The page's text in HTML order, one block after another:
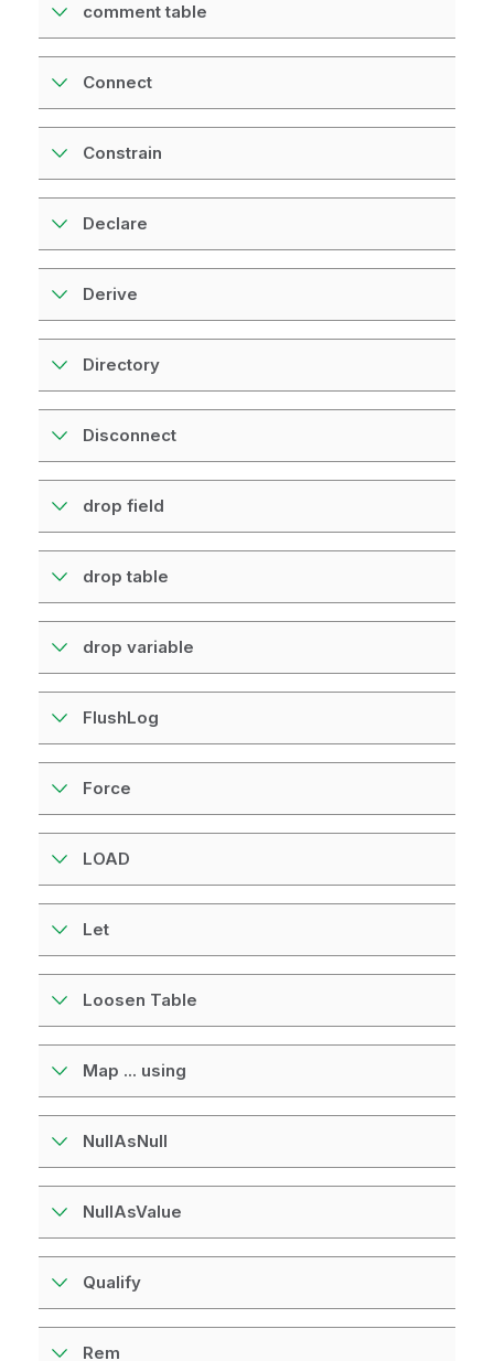
comment table
Connect
Constrain
Declare
Derive
Directory
Disconnect
drop field
drop table
drop variable
FlushLog
Force
LOAD
Let
Loosen Table
Map ... using
NullAsNull
NullAsValue
Qualify
Rem